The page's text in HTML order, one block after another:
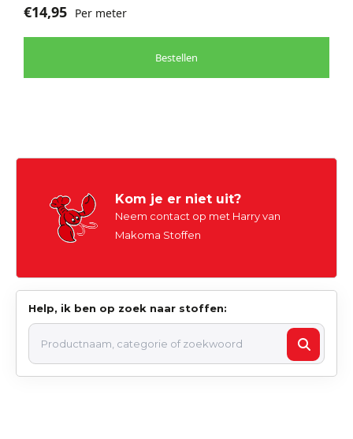
€14,95 Per meter
Bestellen
Kom je er niet uit?
Neem contact op met Harry van
Makoma Stoffen
Help, ik ben op zoek naar stoffen: